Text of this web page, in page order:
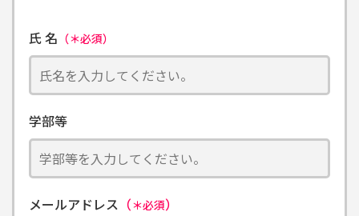
氏 名 （＊必須）
学部等
メールアドレス （＊必須）